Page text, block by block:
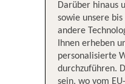
Darüber hinaus
sowie unsere
andere
Ihnen erheben
personalisierte
durchzuführen.
sein, wo vom